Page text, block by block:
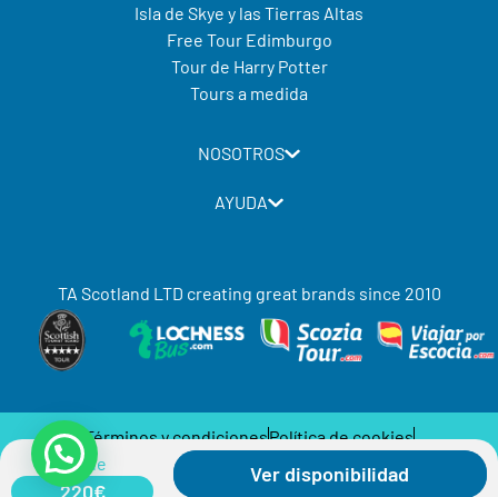
desde
220€
Ver disponibilidad
Isla de Skye y las Tierras Altas
Free Tour Edimburgo
Tour de Harry Potter
Tours a medida
NOSOTROS
AYUDA
TA Scotland LTD creating great brands since 2010
Términos y condicionesPolítica de cookies
Política de privacidad